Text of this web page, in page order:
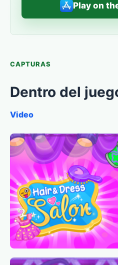
Play on
CAPTURAS
Dentro del
Video